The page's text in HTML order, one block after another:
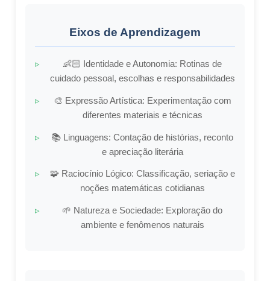
Eixos de Aprendizagem
👶🏻 Identidade e Autonomia: Rotinas de
cuidado pessoal, escolhas e responsabilidades
🎨 Expressão Artística: Experimentação com
diferentes materiais e técnicas
📚 Linguagens: Contação de histórias, reconto
e apreciação literária
🧩 Raciocínio Lógico: Classificação, seriação e
noções matemáticas cotidianas
🌱 Natureza e Sociedade: Exploração do
ambiente e fenômenos naturais